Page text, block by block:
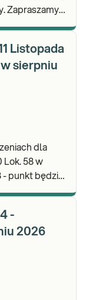
Listopada
sierpniu
dla
Lok. 58 w
-
2026